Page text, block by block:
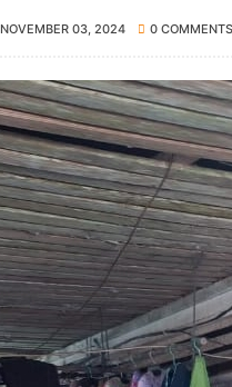
NOVEMBER 03, 2024 0 COMMENTS